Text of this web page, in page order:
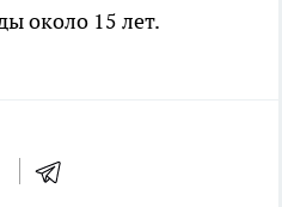
около 15 лет.